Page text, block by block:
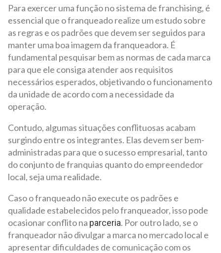
Para exercer uma função no sistema de franchising, é
essencial que o franqueado realize um estudo sobre
as regras e os padrões que devem ser seguidos para
manter uma boa imagem da franqueadora. É
fundamental pesquisar bem as normas de cada marca
para que ele consiga atender aos requisitos
necessários esperados, objetivando o funcionamento
da unidade de acordo com a necessidade da
operação.
Contudo, algumas situações conflituosas acabam
surgindo entre os integrantes. Elas devem ser bem-
administradas para que o sucesso empresarial, tanto
do conjunto de franquias quanto do empreendedor
local, seja uma realidade.
Caso o franqueado não execute os padrões e
qualidade estabelecidos pelo franqueador, isso pode
ocasionar conflito na parceria. Por outro lado, se o
franqueador não divulgar a marca no mercado local e
apresentar dificuldades de comunicação com os